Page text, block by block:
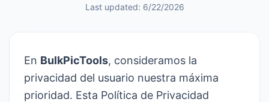
Last updated: 6/22/2026
En BulkPicTools, consideramos la
privacidad del usuario nuestra máxima
prioridad. Esta Política de Privacidad